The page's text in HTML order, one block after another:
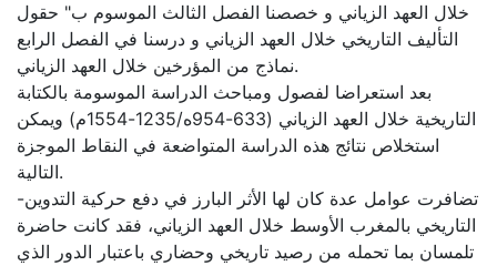
خلال العهد الزياني و خصصنا الفصل الثالث الموسوم ب" حقول
التأليف التاريخي خلال العهد الزياني و درسنا في الفصل الرابع
نماذج من المؤرخين خلال العهد الزياني.
بعد استعراضا لفصول ومباحث الدراسة الموسومة بالكتابة
التاريخية خلال العهد الزياني (633-954ه/1235-1554م) ويمكن
استخلاص نتائج هذه الدراسة المتواضعة في النقاط الموجزة
التالية.
-تضافرت عوامل عدة كان لها الأثر البارز في دفع حركية التدوين
التاريخي بالمغرب الأوسط خلال العهد الزياني، فقد كانت حاضرة
تلمسان بما تحمله من رصيد تاريخي وحضاري باعتبار الدور الذي